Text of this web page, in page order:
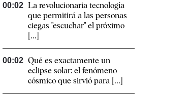
00:02 La revolucionaria tecnología
que permitirá a las personas
ciegas "escuchar" el próximo
[...]
00:02 Qué es exactamente un
eclipse solar: el fenómeno
cósmico que sirvió para [...]